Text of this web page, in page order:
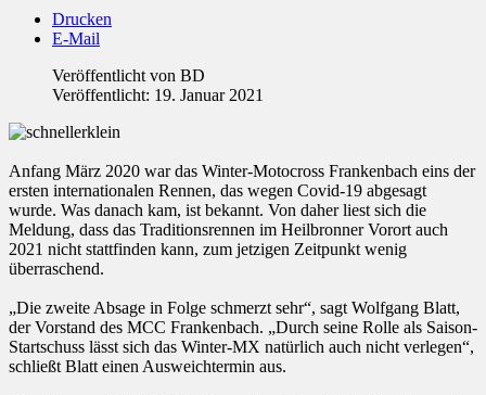
Drucken
E-Mail
Veröffentlicht von BD
Veröffentlicht: 19. Januar 2021
Anfang März 2020 war das Winter-Motocross Frankenbach eins der
ersten internationalen Rennen, das wegen Covid-19 abgesagt
wurde. Was danach kam, ist bekannt. Von daher liest sich die
Meldung, dass das Traditionsrennen im Heilbronner Vorort auch
2021 nicht stattfinden kann, zum jetzigen Zeitpunkt wenig
überraschend.
„Die zweite Absage in Folge schmerzt sehr“, sagt Wolfgang Blatt,
der Vorstand des MCC Frankenbach. „Durch seine Rolle als Saison-
Startschuss lässt sich das Winter-MX natürlich auch nicht verlegen“,
schließt Blatt einen Ausweichtermin aus.